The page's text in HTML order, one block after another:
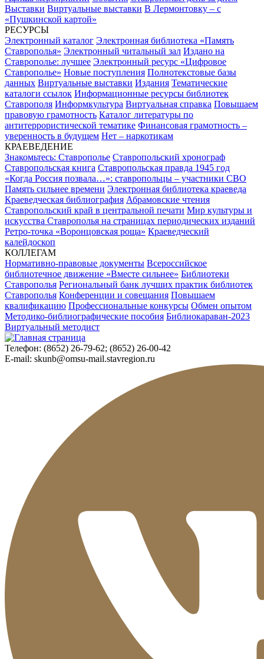
Выставки Виртуальные выставки В Лермонтовку – с
«Пушкинской картой»
РЕСУРСЫ
Электронный каталог Электронная библиотека «Память
Ставрополья» Электронный читальный зал Издано на
Ставрополье: лучшее Электронный ресурс «Цифровое
Ставрополье» Новые поступления Полнотекстовые базы
данных Виртуальные выставки Издания Тематические
каталоги ссылок Информационные ресурсы библиотек
Ставрополя Информкультура Виртуальная справка Повышаем
правовую грамотность Каталог литературы по
антитеррористической тематике Финансовая грамотность –
уверенность в будущем Нет – наркотикам
КРАЕВЕДЕНИЕ
Знакомьтесь: Ставрополье Ставропольский хронограф
Ставропольская книга Ставропольская правда 1945 год
«Когда Россия позвала…»: ставропольцы – участники СВО
Память сильнее времени Электронная библиотека краеведа
Краеведческая библиография Абрамовские чтения
Ставропольский край в центральной печати Мир культуры и
искусства Ставрополья на страницах периодических изданий
Ретро-точка «Воронцовская роща» Краеведческий
калейдоскоп
КОЛЛЕГАМ
Нормативно-правовые документы Всероссийское
библиотечное движение «Вместе сильнее» Библиотеки
Ставрополья Региональный банк лучших практик библиотек
Ставрополья Конференции и совещания Повышаем
квалификацию Профессиональные конкурсы Обмен опытом
Методико-библиографические пособия Библиокараван-2023
Виртуальный методист
Телефон: (8652) 26-79-62; (8652) 26-00-42
E-mail: skunb@omsu-mail.stavregion.ru